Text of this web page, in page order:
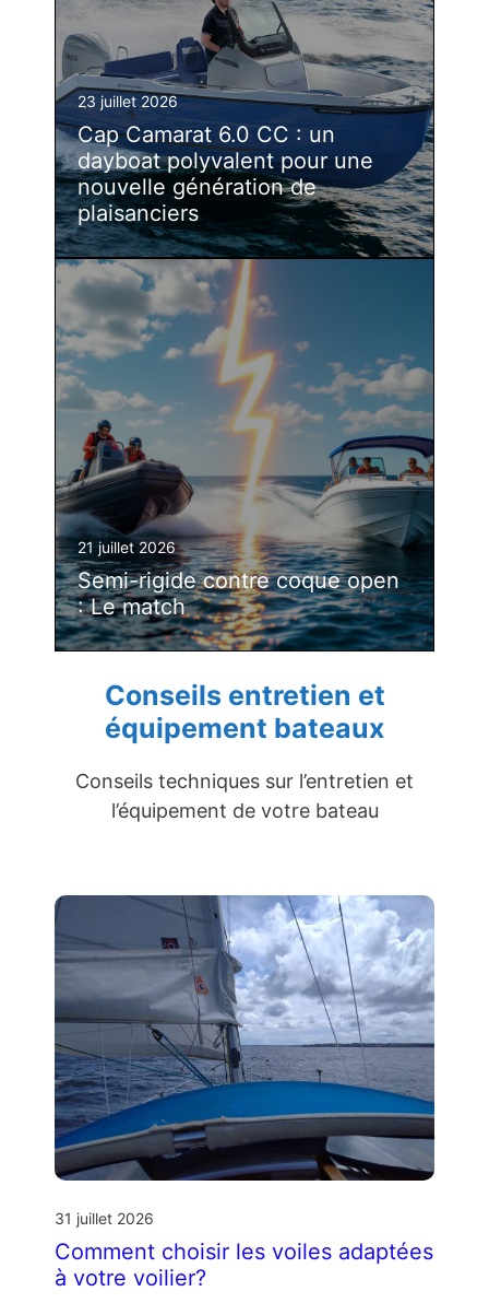
23 juillet 2026
Cap Camarat 6.0 CC : un
dayboat polyvalent pour une
nouvelle génération de
plaisanciers
21 juillet 2026
Semi-rigide contre coque open
: Le match
Conseils entretien et
équipement bateaux
Conseils techniques sur l’entretien et
l’équipement de votre bateau
31 juillet 2026
Comment choisir les voiles adaptées
à votre voilier?